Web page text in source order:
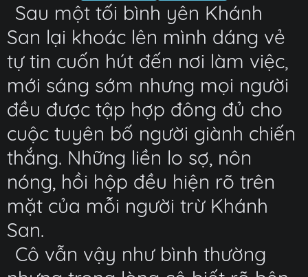
Sau một tối bình yên Khánh
San lại khoác lên mình dáng vẻ
tự tin cuốn hút đến nơi làm việc,
mới sáng sớm nhưng mọi người
đều được tập hợp đông đủ cho
cuộc tuyên bố người giành chiến
thắng. Những liền lo sợ, nôn
nóng, hồi hộp đều hiện rõ trên
mặt của mỗi người trừ Khánh
San.
Cô vẫn vậy như bình thường